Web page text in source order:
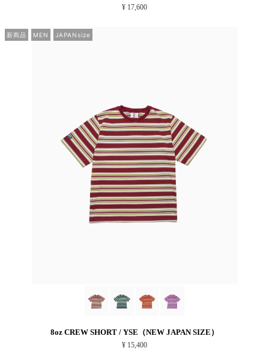
¥ 17,600
新商品 MEN JAPANsize
8oz CREW SHORT / YSE（NEW JAPAN SIZE）
¥ 15,400